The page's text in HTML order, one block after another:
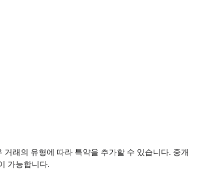
래의 유형에 따라 특약을 추가할 수 있습니다. 중개
가능합니다.